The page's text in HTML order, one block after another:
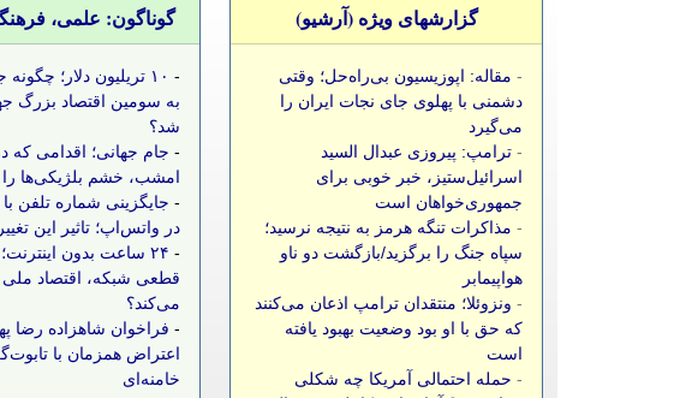
گزارشهای ویژه (آرشيو)
- مقاله: اپوزیسیون بی‌راه‌حل؛ وقتی
دشمنی با پهلوی جای نجات ایران را
می‌گیرد
- ترامپ: پیروزی عبدال السید
اسرائیل‌ستیز، خبر خوبی برای
جمهوری‌خواهان است
- مذاکرات تنگه هرمز به نتیجه نرسید؛
سپاه جنگ را برگزید/بازگشت دو ناو
هواپیمابر
- ونزوئلا؛ منتقدان ترامپ اذعان می‌کنند
که حق با او بود وضعیت بهبود یافته
است
- حمله احتمالی آمریکا چه شکلی
گوناگون: علمی،
-
۱۰ تریلیون دلار؛
به سومین اقتصاد بزرگ
شد؟
- جام جهانی؛ اقدامی که
امشب، خشم بلژیکی‌ها را
- جایگزینی شماره تلفن با
در واتس‌اپ؛ تاثیر این
-
۲۴ ساعت بدون
قطعی شبکه، اقتصاد ملی
می‌کند؟
- فراخوان شاهزاده رضا
اعتراض همزمان با
خامنه‌ای